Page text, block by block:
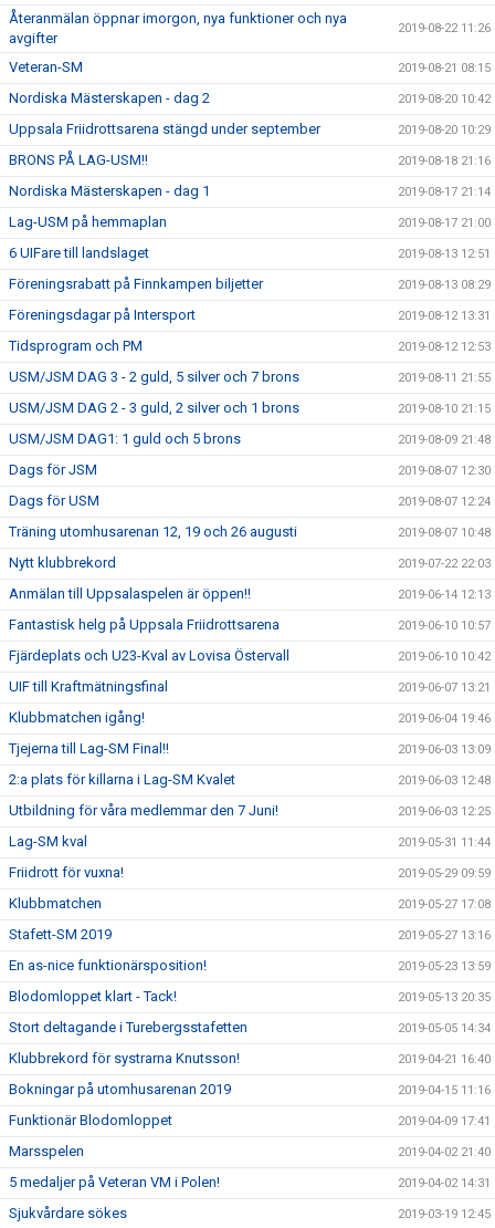
Återanmälan öppnar imorgon, nya funktioner och nya
avgifter
2019-08-22 11:26
Veteran-SM 2019-08-21 08:15
Nordiska Mästerskapen - dag 2 2019-08-20 10:42
Uppsala Friidrottsarena stängd under september 2019-08-20 10:29
BRONS PÅ LAG-USM!! 2019-08-18 21:16
Nordiska Mästerskapen - dag 1 2019-08-17 21:14
Lag-USM på hemmaplan 2019-08-17 21:00
6 UIFare till landslaget 2019-08-13 12:51
Föreningsrabatt på Finnkampen biljetter 2019-08-13 08:29
Föreningsdagar på Intersport 2019-08-12 13:31
Tidsprogram och PM 2019-08-12 12:53
USM/JSM DAG 3 - 2 guld, 5 silver och 7 brons 2019-08-11 21:55
USM/JSM DAG 2 - 3 guld, 2 silver och 1 brons 2019-08-10 21:15
USM/JSM DAG1: 1 guld och 5 brons 2019-08-09 21:48
Dags för JSM 2019-08-07 12:30
Dags för USM 2019-08-07 12:24
Träning utomhusarenan 12, 19 och 26 augusti 2019-08-07 10:48
Nytt klubbrekord 2019-07-22 22:03
Anmälan till Uppsalaspelen är öppen!! 2019-06-14 12:13
Fantastisk helg på Uppsala Friidrottsarena 2019-06-10 10:57
Fjärdeplats och U23-Kval av Lovisa Östervall 2019-06-10 10:42
UIF till Kraftmätningsfinal 2019-06-07 13:21
Klubbmatchen igång! 2019-06-04 19:46
Tjejerna till Lag-SM Final!! 2019-06-03 13:09
2:a plats för killarna i Lag-SM Kvalet 2019-06-03 12:48
Utbildning för våra medlemmar den 7 Juni! 2019-06-03 12:25
Lag-SM kval 2019-05-31 11:44
Friidrott för vuxna! 2019-05-29 09:59
Klubbmatchen 2019-05-27 17:08
Stafett-SM 2019 2019-05-27 13:16
En as-nice funktionärsposition! 2019-05-23 13:59
Blodomloppet klart - Tack! 2019-05-13 20:35
Stort deltagande i Turebergsstafetten 2019-05-05 14:34
Klubbrekord för systrarna Knutsson! 2019-04-21 16:40
Bokningar på utomhusarenan 2019 2019-04-15 11:16
Funktionär Blodomloppet 2019-04-09 17:41
Marsspelen 2019-04-02 21:40
5 medaljer på Veteran VM i Polen! 2019-04-02 14:31
Sjukvårdare sökes 2019-03-19 12:45